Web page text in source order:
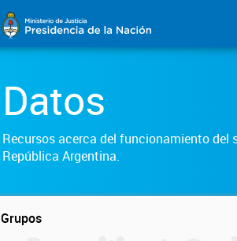
Datos
Recursos acerca del funcionamiento del
República Argentina.
Grupos